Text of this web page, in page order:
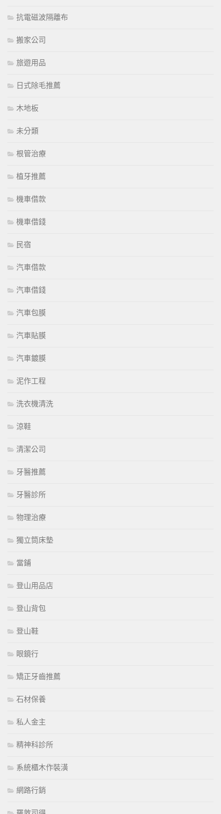
抗電磁波隔離布
搬家公司
旅遊用品
日式除毛推薦
木地板
未分類
根管治療
植牙推薦
機車借款
機車借錢
民宿
汽車借款
汽車借錢
汽車包膜
汽車貼膜
汽車鍍膜
泥作工程
洗衣機清洗
涼鞋
清潔公司
牙醫推薦
牙醫診所
物理治療
獨立筒床墊
當鋪
登山用品店
登山背包
登山鞋
眼鏡行
矯正牙齒推薦
石材保養
私人金主
精神科診所
系統櫃木作裝潢
網路行銷